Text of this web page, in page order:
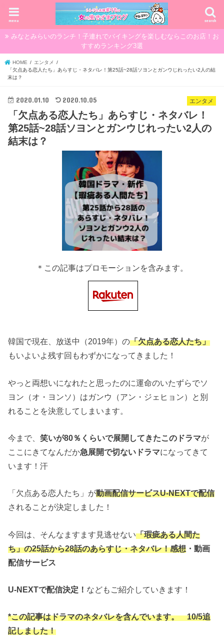
search
menu
みなとみらいのランチ！子連れでバイキングを楽しむならこのお店！お
すすめランキング3選
HOME
エンタメ
「欠点ある恋人たち」あらすじ・ネタバレ！第25話~28話ソヨンとガンウじれったい2人の結
末は？
エンタメ
2020.01.10 2020.10.05
「欠点ある恋人たち」あらすじ・ネタバレ！
第25話~28話ソヨンとガンウじれったい2人の
結末は？
＊この記事はプロモーションを含みます。
韓国で現在、放送中（2019年）の「欠点ある恋人たち」
もいよいよ残す回もわずかになってきました！
やっと両想いになれたと思ったのに運命のいたずらでソ
ヨン（オ・ヨンソ）はガンウ（アン・ジェヒョン）と別
れることを決意してしまいます。
今まで、笑いが80％くらいで展開してきたこのドラマが
ここにきてなんだか急展開で切ないドラマになってきて
います！汗
「欠点ある恋人たち」が動画配信サービスU-NEXTで配信
されることが決定しました！
今回は、そんなますます見逃せない「瑕疵ある人間た
ち」の25話から28話のあらすじ・ネタバレ！感想 ・動画
配信サービス
U-NEXTで配信決定！ などもご紹介していきます！
*この記事はドラマのネタバレを含んでいます。 10/5追
記しました！